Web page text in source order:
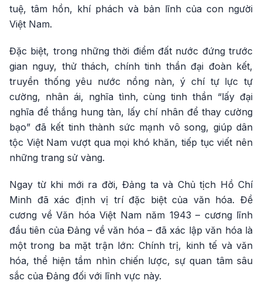
tuệ, tâm hồn, khí phách và bản lĩnh của con người
Việt Nam.
Đặc biệt, trong những thời điểm đất nước đứng trước
gian nguy, thử thách, chính tinh thần đại đoàn kết,
truyền thống yêu nước nồng nàn, ý chí tự lực tự
cường, nhân ái, nghĩa tình, cùng tinh thần “lấy đại
nghĩa để thắng hung tàn, lấy chí nhân để thay cường
bạo” đã kết tinh thành sức mạnh vô song, giúp dân
tộc Việt Nam vượt qua mọi khó khăn, tiếp tục viết nên
những trang sử vàng.
Ngay từ khi mới ra đời, Đảng ta và Chủ tịch Hồ Chí
Minh đã xác định vị trí đặc biệt của văn hóa. Đề
cương về Văn hóa Việt Nam năm 1943 – cương lĩnh
đầu tiên của Đảng về văn hóa – đã xác lập văn hóa là
một trong ba mặt trận lớn: Chính trị, kinh tế và văn
hóa, thể hiện tầm nhìn chiến lược, sự quan tâm sâu
sắc của Đảng đối với lĩnh vực này.